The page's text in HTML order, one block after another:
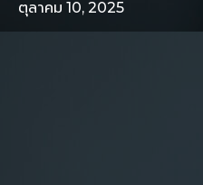
ตุลาคม 10, 2025